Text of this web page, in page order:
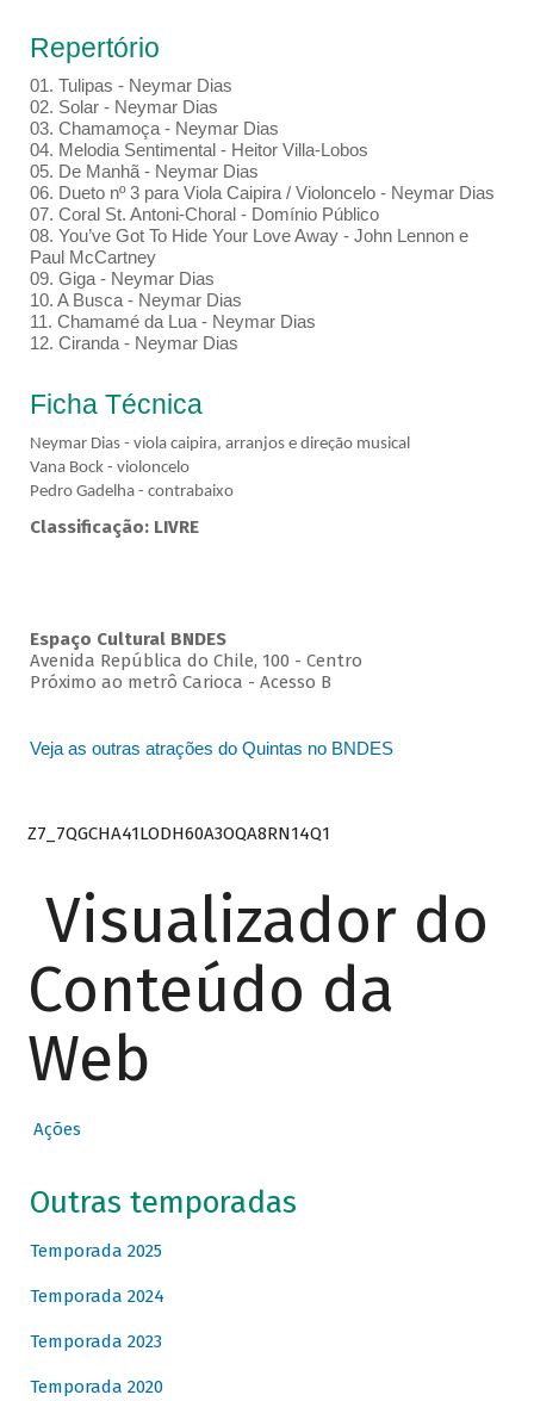
Repertório
01. Tulipas - Neymar Dias
02. Solar - Neymar Dias
03. Chamamoça - Neymar Dias
04. Melodia Sentimental - Heitor Villa-Lobos
05. De Manhã - Neymar Dias
06. Dueto nº 3 para Viola Caipira / Violoncelo - Neymar Dias
07. Coral St. Antoni-Choral - Domínio Público
08. You’ve Got To Hide Your Love Away - John Lennon e
Paul McCartney
09. Giga - Neymar Dias
10. A Busca - Neymar Dias
11. Chamamé da Lua - Neymar Dias
12. Ciranda - Neymar Dias
Ficha Técnica
Neymar Dias - viola caipira, arranjos e direção musical
Vana Bock - violoncelo
Pedro Gadelha - contrabaixo
Classificação: LIVRE
Espaço Cultural BNDES
Avenida República do Chile, 100 - Centro
Próximo ao metrô Carioca - Acesso B
Veja as outras atrações do Quintas no BNDES
Z7_7QGCHA41LODH60A3OQA8RN14Q1
Visualizador do
Conteúdo da
Web
Ações
Outras temporadas
Temporada 2025
Temporada 2024
Temporada 2023
Temporada 2020